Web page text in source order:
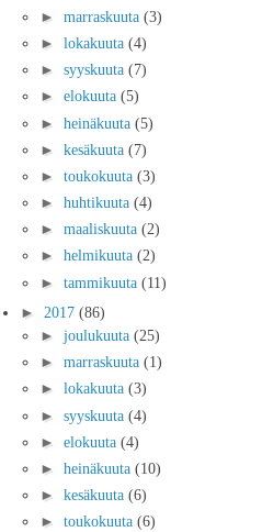
► marraskuuta (3)
► lokakuuta (4)
► syyskuuta (7)
► elokuuta (5)
► heinäkuuta (5)
► kesäkuuta (7)
► toukokuuta (3)
► huhtikuuta (4)
► maaliskuuta (2)
► helmikuuta (2)
► tammikuuta (11)
► 2017 (86)
► joulukuuta (25)
► marraskuuta (1)
► lokakuuta (3)
► syyskuuta (4)
► elokuuta (4)
► heinäkuuta (10)
► kesäkuuta (6)
► toukokuuta (6)